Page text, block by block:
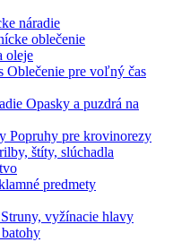
náradie
oblečenie
oleje
Oblečenie pre voľný čas
Opasky a puzdrá na
Popruhy pre krovinorezy
štíty, slúchadla
predmety
Struny, vyžínacie hlavy